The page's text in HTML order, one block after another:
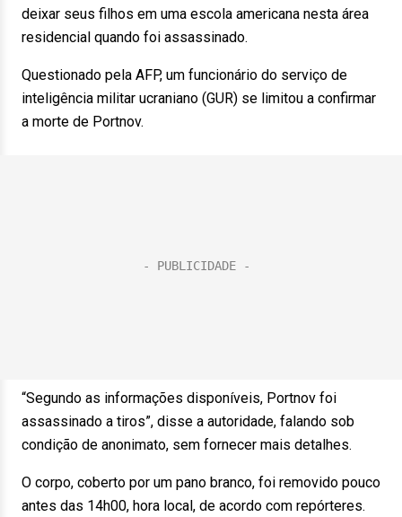
deixar seus filhos em uma escola americana nesta área
residencial quando foi assassinado.
Questionado pela AFP, um funcionário do serviço de
inteligência militar ucraniano (GUR) se limitou a confirmar
a morte de Portnov.
“Segundo as informações disponíveis, Portnov foi
assassinado a tiros”, disse a autoridade, falando sob
condição de anonimato, sem fornecer mais detalhes.
O corpo, coberto por um pano branco, foi removido pouco
antes das 14h00, hora local, de acordo com repórteres.